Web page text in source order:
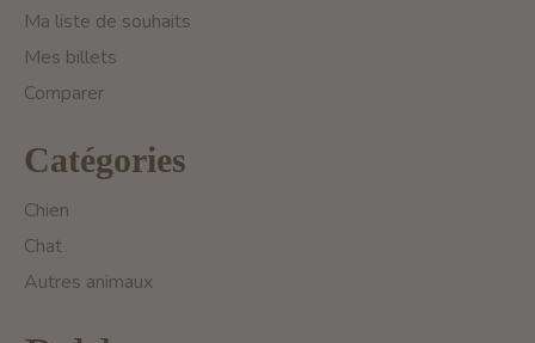
Ma liste de souhaits
Mes billets
Comparer
Catégories
Chien
Chat
Autres animaux